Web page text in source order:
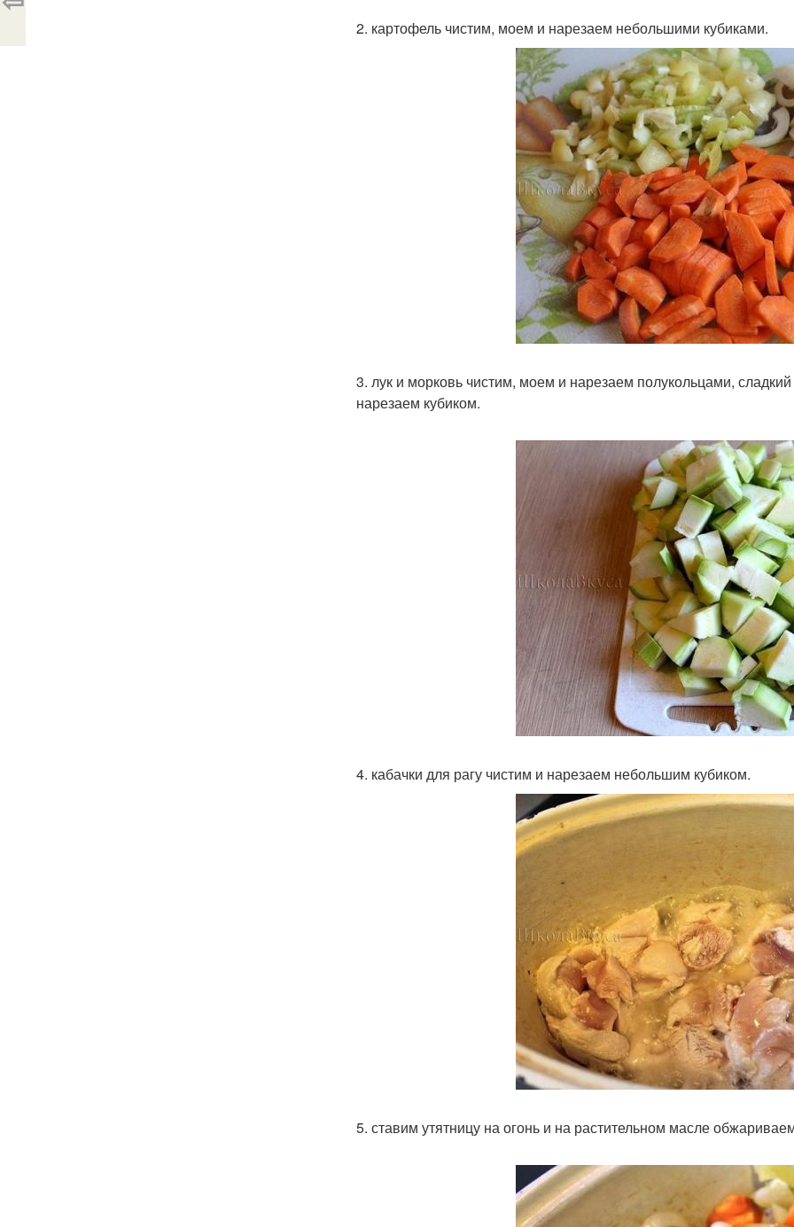
2. картофель чистим, моем и нарезаем небольшими кубиками.
3. лук и морковь чистим, моем и нарезаем полукольцами,
нарезаем кубиком.
4. кабачки для рагу чистим и нарезаем небольшим кубиком.
5. ставим утятницу на огонь и на растительном масле